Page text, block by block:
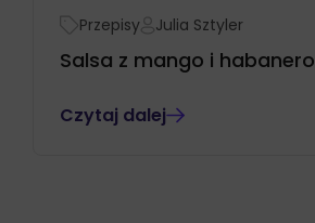
Przepisy Julia Sztyler
Salsa z mango i habanero
Czytaj dalej